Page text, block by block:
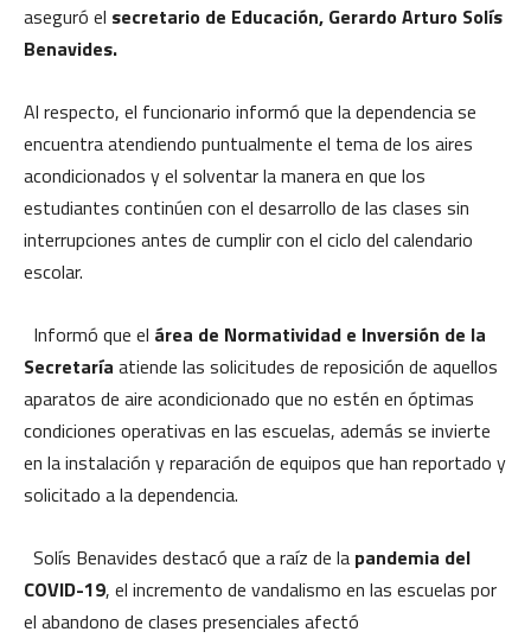
aseguró el secretario de Educación, Gerardo Arturo Solís
Benavides.
Al respecto, el funcionario informó que la dependencia se
encuentra atendiendo puntualmente el tema de los aires
acondicionados y el solventar la manera en que los
estudiantes continúen con el desarrollo de las clases sin
interrupciones antes de cumplir con el ciclo del calendario
escolar.
Informó que el área de Normatividad e Inversión de la
Secretaría atiende las solicitudes de reposición de aquellos
aparatos de aire acondicionado que no estén en óptimas
condiciones operativas en las escuelas, además se invierte
en la instalación y reparación de equipos que han reportado y
solicitado a la dependencia.
Solís Benavides destacó que a raíz de la pandemia del
COVID-19, el incremento de vandalismo en las escuelas por
el abandono de clases presenciales afectó